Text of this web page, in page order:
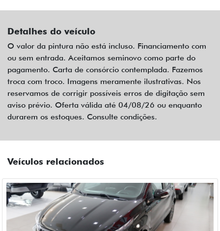
Detalhes do veículo
O valor da pintura não está incluso. Financiamento com
ou sem entrada. Aceitamos seminovo como parte do
pagamento. Carta de consórcio contemplada. Fazemos
troca com troco. Imagens meramente ilustrativas. Nos
reservamos de corrigir possíveis erros de digitação sem
aviso prévio. Oferta válida até 04/08/26 ou enquanto
durarem os estoques. Consulte condições.
Veículos relacionados